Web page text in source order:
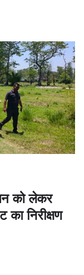
को लेकर
का निरीक्षण